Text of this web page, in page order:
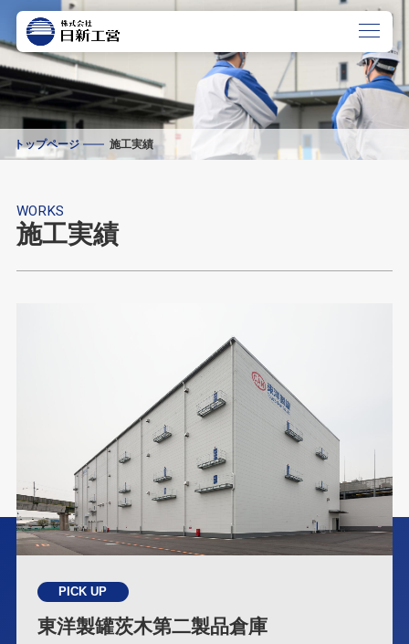
トップページ 施工実績
WORKS
施工実績
PICK UP
東洋製罐茨木第二製品倉庫